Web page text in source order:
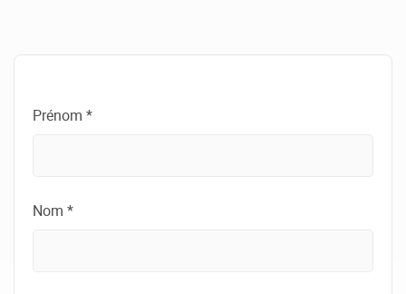
Prénom *
Nom *